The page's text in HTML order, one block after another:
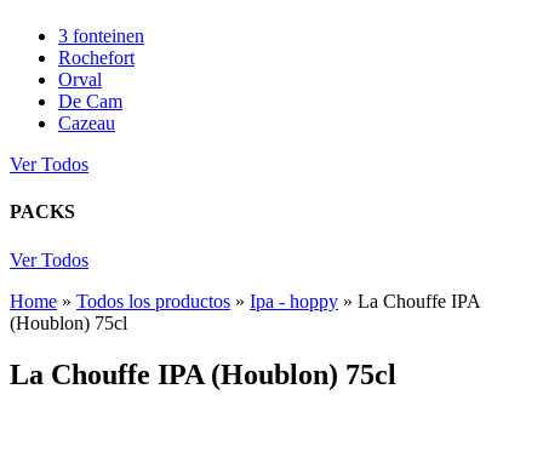
3 fonteinen
Rochefort
Orval
De Cam
Cazeau
Ver Todos
PACKS
Ver Todos
Home » Todos los productos » Ipa - hoppy » La Chouffe IPA
(Houblon) 75cl
La Chouffe IPA (Houblon) 75cl